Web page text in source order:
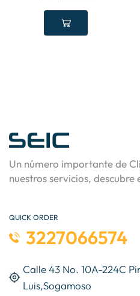
Un número importante de
nuestros servicios, descubre
QUICK ORDER
3227066574
Calle 43 No. 10A-224C
Luis,Sogamoso